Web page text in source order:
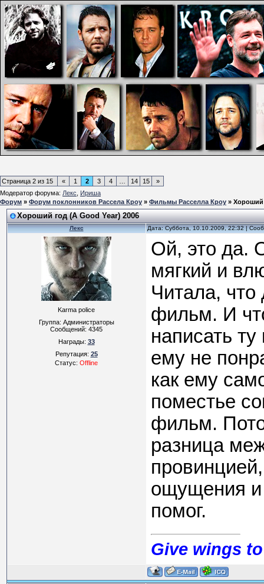
Страница 2 из 15 « 1 2 3 4 14 15
»
Модератор форума:Лекс,Ириша
Форум»Форум поклонников Рассела Кроу»Фильмы Расселла Кроу»Хороший
Хороший год (A Good Year) 2006
Лекс Дата: Суббота, 10.10.2009, 22:32 |
Karma police
Группа: Администраторы
Сообщений:4345
Награды:33
Репутация:25
Статус:Offline
Ой, это да.
мягкий и
Читала,
фильм. И
написать
ему не
как ему
поместье
фильм.
разница
ощущения
помог.
Give wings